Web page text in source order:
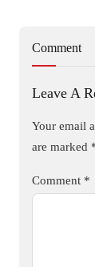
Comment
Leave A
Your email
are marked
Comment *